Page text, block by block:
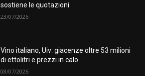
sostiene le quotazioni
23/07/2026
Vino italiano, Uiv: giacenze oltre 53 milioni
di ettolitri e prezzi in calo
08/07/2026